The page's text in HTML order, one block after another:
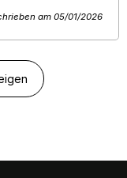
am 05/01/2026